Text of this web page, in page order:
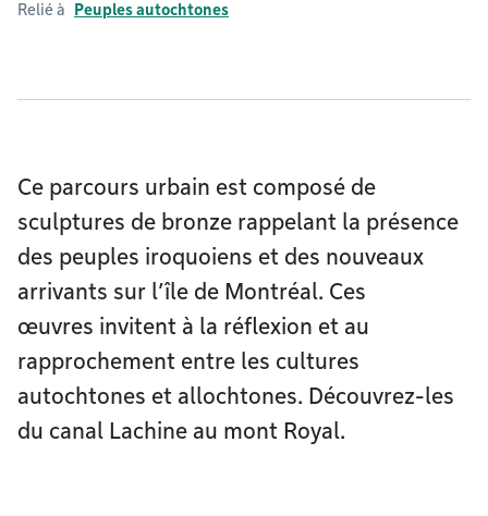
Relié à Peuples autochtones
Ce parcours urbain est composé de
sculptures de bronze rappelant la présence
des peuples iroquoiens et des nouveaux
arrivants sur l’île de Montréal. Ces
œuvres invitent à la réflexion et au
rapprochement entre les cultures
autochtones et allochtones. Découvrez-les
du canal Lachine au mont Royal.